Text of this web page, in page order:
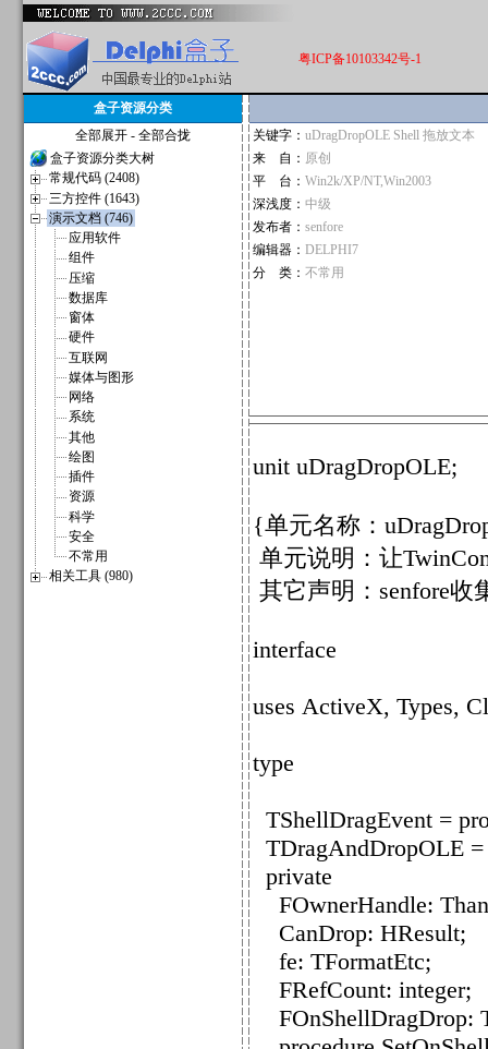
粤ICP备10103342号-1
盒子资源分类
全部展开 - 全部合拢
盒子资源分类大树
常规代码 (2408)
三方控件 (1643)
演示文档 (746)
应用软件
组件
压缩
数据库
窗体
硬件
互联网
媒体与图形
网络
系统
其他
绘图
插件
资源
科学
安全
不常用
相关工具 (980)
关键字： uDragDropOLE Shell 拖放文本
来 自： 原创
平 台： Win2k/XP/NT,Win2003
深浅度： 中级
发布者： senfore
编辑器： DELPHI7
分 类： 不常用
unit uDragDropOLE;
{单元名称：
单元说明：让
其它声明：senfore收
interface
uses ActiveX, Types,
type
TShellDragEvent =
TDragAndDropOLE
private
FOwnerHandle:
CanDrop: HResult;
fe: TFormatEtc;
FRefCount: integer;
FOnShellDragDrop: